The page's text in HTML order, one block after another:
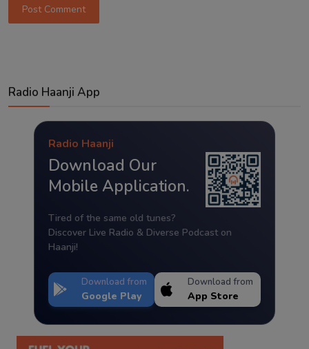
Post Comment
Radio Haanji App
Radio Haanji
Download Our
Mobile Application.
Tired of the same old tunes?
Discover Live Radio & Diverse Podcast on
Haanji!
Download from
Google Play
Download from
App Store